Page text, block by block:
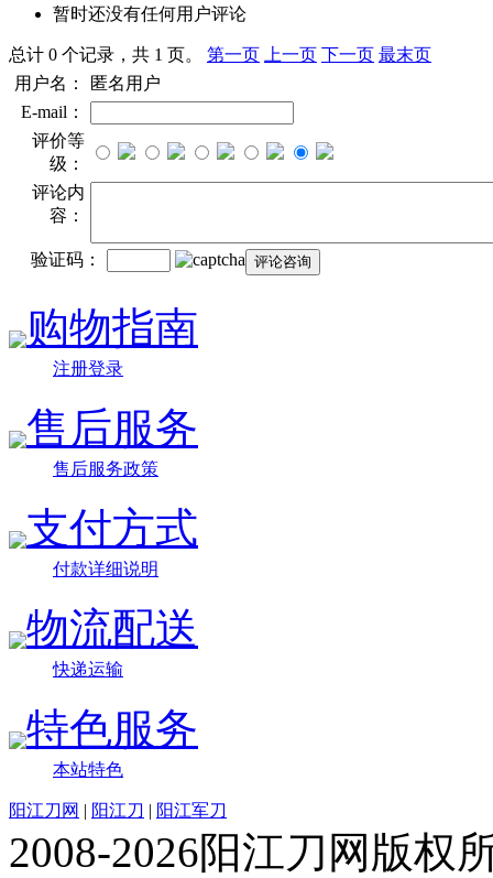
暂时还没有任何用户评论
总计 0 个记录，共 1 页。 第一页 上一页 下一页 最末页
用户名：
匿名用户
E-mail：
评价等
级：
评论内
容：
验证码：
购物指南
注册登录
售后服务
售后服务政策
支付方式
付款详细说明
物流配送
快递运输
特色服务
本站特色
阳江刀网 | 阳江刀 | 阳江军刀
2008-2026阳江刀网版权